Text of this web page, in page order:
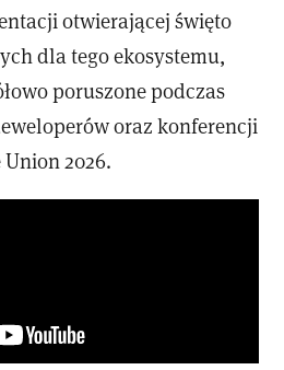
otwierającej święto
dla tego ekosystemu,
poruszone podczas
oraz konferencji
2026.